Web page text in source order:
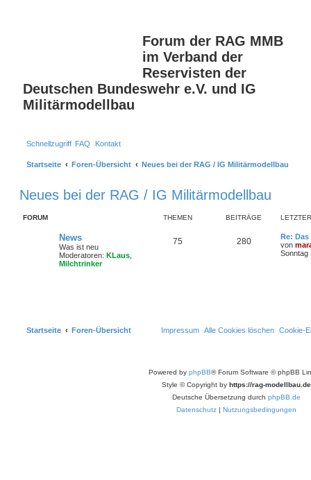
Forum der RAG MMB
im Verband der
Reservisten der
Deutschen Bundeswehr e.V. und IG
Militärmodellbau
Schnellzugriff FAQ Kontakt
Startseite Foren-Übersicht Neues bei der RAG / IG Militärmodellbau
Neues bei der RAG / IG Militärmodellbau
FORUM THEMEN BEITRÄGE
News
Was ist neu
Moderatoren: KLaus
Milchtrinker
75 280
Re:
von
Sonntag
Startseite Foren-Übersicht Cookie-
Alle Cookies löschen
Impressum
Powered by phpBB® Forum Software © phpBB
Style © Copyright by https://rag-modellbau.de
Deutsche Übersetzung durch phpBB.de
Datenschutz | Nutzungsbedingungen